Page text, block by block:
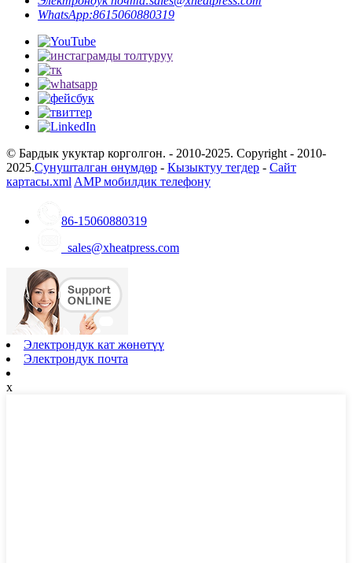
WhatsApp:8615060880319
© Бардык укуктар корголгон. - 2010-2025. Copyright - 2010-
2025.Сунушталган өнүмдөр - Кызыктуу тегдер - Сайт
картасы.xml AMP мобилдик телефону
86-15060880319
sales@xheatpress.com
Электрондук кат жөнөтүү
Электрондук почта
x